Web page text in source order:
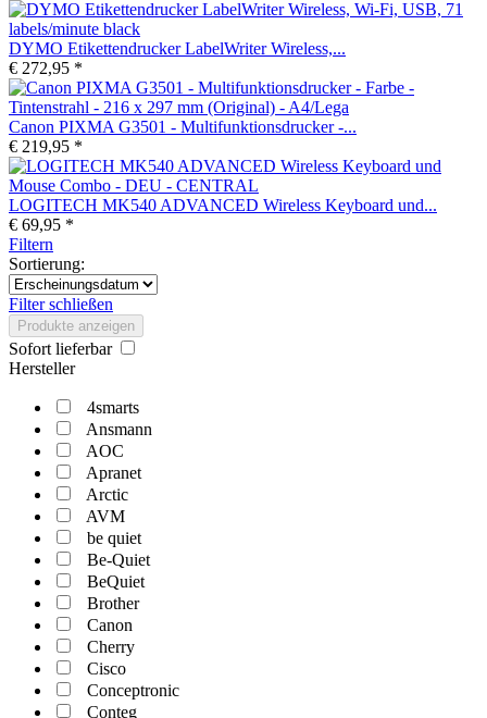
DYMO Etikettendrucker LabelWriter Wireless,...
€ 272,95 *
Canon PIXMA G3501 - Multifunktionsdrucker -...
€ 219,95 *
LOGITECH MK540 ADVANCED Wireless Keyboard und...
€ 69,95 *
Filtern
Sortierung:
Filter schließen
Produkte anzeigen
Sofort lieferbar
Hersteller
4smarts
Ansmann
AOC
Apranet
Arctic
AVM
be quiet
Be-Quiet
BeQuiet
Brother
Canon
Cherry
Cisco
Conceptronic
Conteg